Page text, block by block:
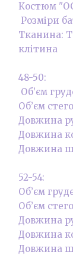
Костюм
Розміри
Тканина:
клітина
48-50:
Об’єм
Об’єм
Довжина
Довжина
Довжина
52-54:
Об’єм
Об’єм
Довжина
Довжина
Довжина